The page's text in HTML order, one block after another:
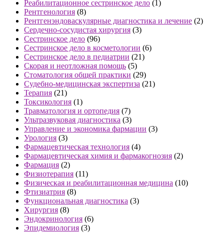
Реабилитационное сестринское дело (1)
Рентгенология (8)
Рентгенэндоваскулярные диагностика и лечение (2)
Сердечно-сосудистая хирургия (3)
Сестринское дело (96)
Сестринское дело в косметологии (6)
Сестринское дело в педиатрии (21)
Скорая и неотложная помощь (5)
Стоматология общей практики (29)
Судебно-медицинская экспертиза (21)
Терапия (21)
Токсикология (1)
Травматология и ортопедия (7)
Ультразвуковая диагностика (3)
Управление и экономика фармации (3)
Урология (3)
Фармацевтическая технология (4)
Фармацевтическая химия и фармакогнозия (2)
Фармация (2)
Физиотерапия (11)
Физическая и реабилитационная медицина (10)
Фтизиатрия (8)
Функциональная диагностика (3)
Хирургия (8)
Эндокринология (6)
Эпидемиология (3)